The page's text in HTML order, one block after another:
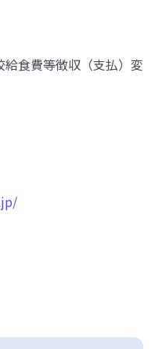
食費等徴収（支払）変